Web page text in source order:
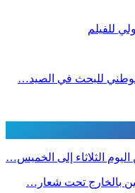
الوطني للبحث في الصيد…
الثلاثاء إلى الخميس…
بالخارج تحت شعار…